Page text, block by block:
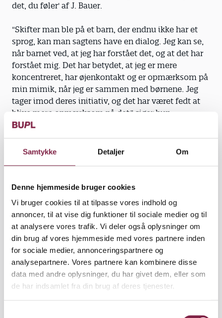
Samtykke Detaljer Om
Denne hjemmeside bruger cookies
Vi bruger cookies til at tilpasse vores indhold og
annoncer, til at vise dig funktioner til sociale medier og til
at analysere vores trafik. Vi deler også oplysninger om
din brug af vores hjemmeside med vores partnere inden
for sociale medier, annonceringspartnere og
analysepartnere. Vores partnere kan kombinere disse
data med andre oplysninger, du har givet dem, eller som
de har indsamlet fra din brug af deres tjenester.
det, du føler' af J. Bauer.
"Skifter man ble på et barn, der endnu ikke har et
sprog, kan man sagtens have en dialog. Jeg kan se,
når barnet ved, at jeg har forstået det, og at det har
forstået mig. Det har betydet, at jeg er mere
koncentreret, har øjenkontakt og er opmærksom på
min mimik, når jeg er sammen med børnene. Jeg
tager imod deres initiativ, og det har været fedt at
blive mere opmærksom på det," siger hun.
"Det giver stor glæde for begge parter, at man
forstår hinanden uden sprog. Der skal ikke så meget
ligger i baghovedet på mig," supplerer Line
Omsorgsperson nr. TO. En del teori har handlet om
børns tilknytningstrang og om dens betydning for
deres læring. I de fleste institutioner har den viden
givet anledning til diskussioner om, hvordan man
tilgodeser børns behov for at knytte sig til en
bestemt person.